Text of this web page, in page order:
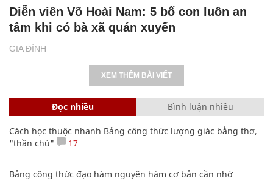
GIA ĐÌNH
Diễn viên Võ Hoài Nam: 5 bố con luôn an
tâm khi có bà xã quán xuyến
XEM THÊM BÀI VIẾT
Đọc nhiều Bình luận nhiều
Cách học thuộc nhanh Bảng công thức lượng giác bằng thơ,
"thần chú"
17
Bảng công thức đạo hàm nguyên hàm cơ bản cần nhớ